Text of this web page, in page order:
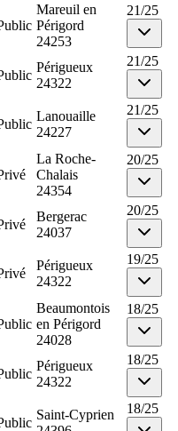
Mareuil en
Périgord
24253
21/25
Périgueux
24322
21/25
Lanouaille
24227
21/25
La Roche-
Chalais
24354
20/25
Bergerac
24037
20/25
Périgueux
24322
19/25
Beaumontois
en Périgord
24028
18/25
Périgueux
24322
18/25
Saint-Cyprien
18/25